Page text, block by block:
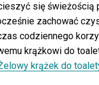
się
zachować
codziennego
krążkowi do
krążek do